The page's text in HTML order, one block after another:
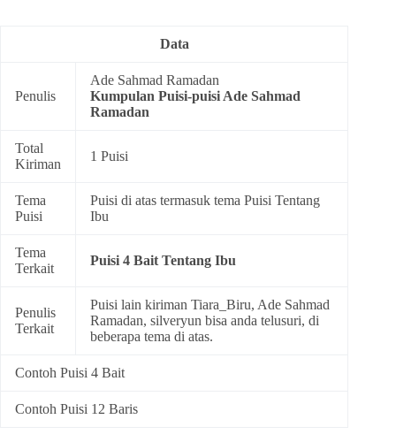
Data
Penulis
Ade Sahmad Ramadan
Kumpulan Puisi-puisi Ade Sahmad
Ramadan
Total
Kiriman
1 Puisi
Tema
Puisi
Puisi di atas termasuk tema Puisi Tentang
Ibu
Tema
Terkait
Puisi 4 Bait Tentang Ibu
Penulis
Terkait
Puisi lain kiriman Tiara_Biru, Ade Sahmad
Ramadan, silveryun bisa anda telusuri, di
beberapa tema di atas.
Contoh Puisi 4 Bait
Contoh Puisi 12 Baris